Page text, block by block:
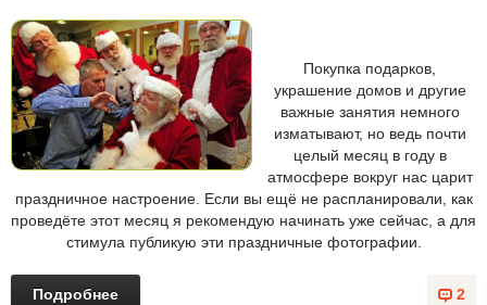
Покупка подарков,
украшение домов и другие
важные занятия немного
изматывают, но ведь почти
целый месяц в году в
атмосфере вокруг нас царит
праздничное настроение. Если вы ещё не распланировали, как
проведёте этот месяц я рекомендую начинать уже сейчас, а для
стимула публикую эти праздничные фотографии.
2
Подробнее